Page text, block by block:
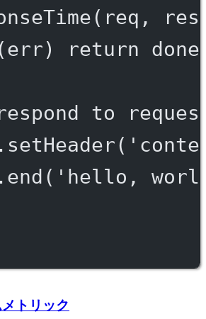
(req,
return done
to
setHeader(
end ( 'hello,
トリック